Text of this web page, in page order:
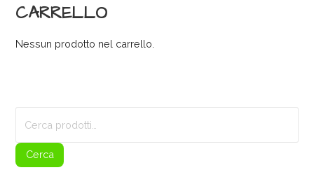
CARRELLO
Nessun prodotto nel carrello.
Cerca